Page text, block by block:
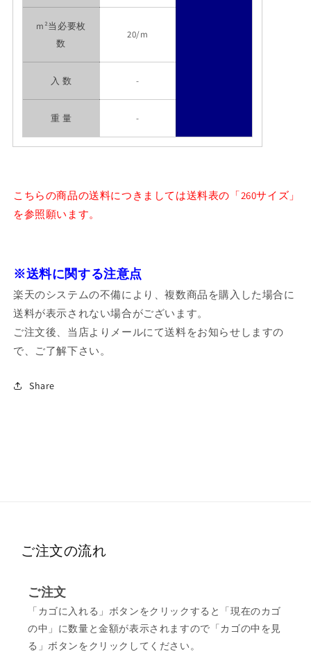
m²当必要枚
数
20/m
入 数 -
重 量 -
こちらの商品の送料につきましては送料表の「260サイズ」
を参照願います。
※送料に関する注意点
楽天のシステムの不備により、複数商品を購入した場合に
送料が表示されない場合がございます。
ご注文後、当店よりメールにて送料をお知らせしますの
で、ご了解下さい。
Share
ご注文の流れ
ご注文
「カゴに入れる」ボタンをクリックすると「現在のカゴ
の中」に数量と金額が表示されますので「カゴの中を見
る」ボタンをクリックしてください。